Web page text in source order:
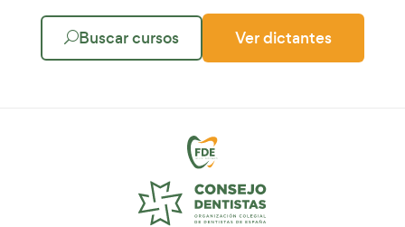
Buscar cursos Ver dictantes